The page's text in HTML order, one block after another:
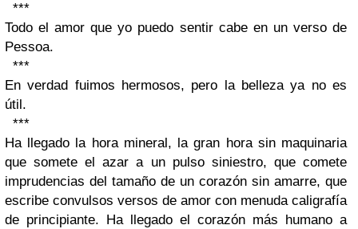
***
Todo el amor que yo puedo sentir cabe en un verso de
Pessoa.
***
En verdad fuimos hermosos, pero la belleza ya no es
útil.
***
Ha llegado la hora mineral, la gran hora sin maquinaria
que somete el azar a un pulso siniestro, que comete
imprudencias del tamaño de un corazón sin amarre, que
escribe convulsos versos de amor con menuda caligrafía
de principiante. Ha llegado el corazón más humano a